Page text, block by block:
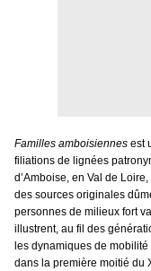
Familles amboisiennes est
filiations de lignées
d’Amboise, en Val de
des sources originales
personnes de milieux fort
illustrent, au fil des
les dynamiques de
dans la première moitié du